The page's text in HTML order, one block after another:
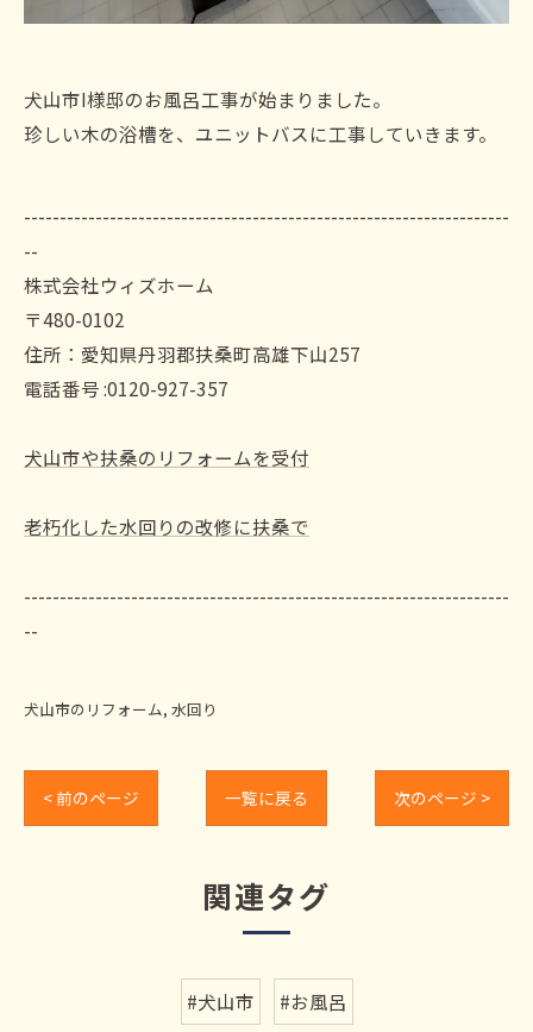
犬山市I様邸のお風呂工事が始まりました。
珍しい木の浴槽を、ユニットバスに工事していきます。
--------------------------------------------------------------------
--
株式会社ウィズホーム
〒480-0102
住所：愛知県丹羽郡扶桑町高雄下山257
電話番号 :0120-927-357
犬山市や扶桑のリフォームを受付
老朽化した水回りの改修に扶桑で
--------------------------------------------------------------------
--
犬山市のリフォーム 水回り
< 前のページ 一覧に戻る 次のページ >
関連タグ
#犬山市 #お風呂